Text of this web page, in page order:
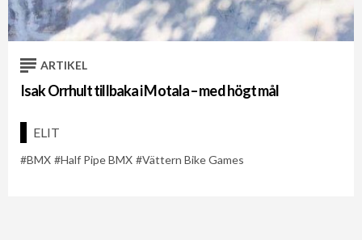
ARTIKEL
Isak Orrhult tillbaka i Motala – med högt mål
ELIT
BMX Half Pipe BMX Vättern Bike Games